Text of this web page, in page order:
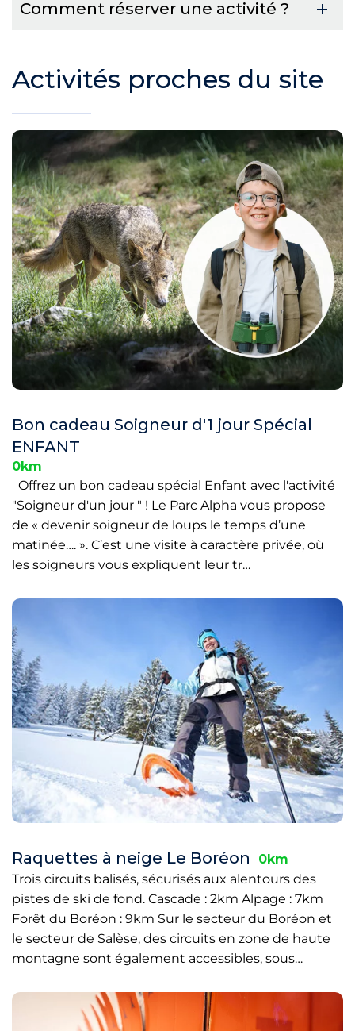
Comment réserver une activité ?
Activités proches du site
Bon cadeau Soigneur d'1 jour Spécial
ENFANT
0km
Offrez un bon cadeau spécial Enfant avec l'activité
"Soigneur d'un jour " ! Le Parc Alpha vous propose
de « devenir soigneur de loups le temps d’une
matinée…. ». C’est une visite à caractère privée, où
les soigneurs vous expliquent leur tr…
Raquettes à neige Le Boréon
0km
Trois circuits balisés, sécurisés aux alentours des
pistes de ski de fond. Cascade : 2km Alpage : 7km
Forêt du Boréon : 9km Sur le secteur du Boréon et
le secteur de Salèse, des circuits en zone de haute
montagne sont également accessibles, sous…